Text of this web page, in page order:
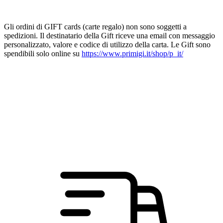
Gli ordini di GIFT cards (carte regalo) non sono soggetti a
spedizioni. Il destinatario della Gift riceve una email con messaggio
personalizzato, valore e codice di utilizzo della carta. Le Gift sono
spendibili solo online su https://www.primigi.it/shop/p_it/